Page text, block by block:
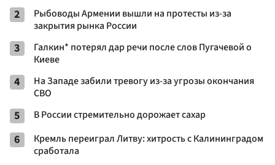
2
Рыбоводы Армении вышли на протесты из-за
закрытия рынка России
3
Галкин* потерял дар речи после слов Пугачевой о
Киеве
4
На Западе забили тревогу из-за угрозы окончания
СВО
5 В России стремительно дорожает сахар
6
Кремль переиграл Литву: хитрость с Калининградом
сработала